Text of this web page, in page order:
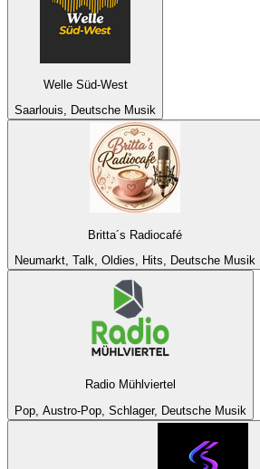
Welle Süd-West
Saarlouis, Deutsche Musik
Britta´s Radiocafé
Neumarkt, Talk, Oldies, Hits, Deutsche Musik
Radio Mühlviertel
Pop, Austro-Pop, Schlager, Deutsche Musik